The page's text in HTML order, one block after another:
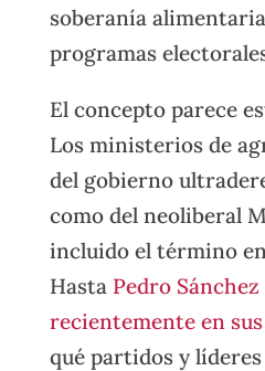
soberanía
programas
El concepto parece
Los ministerios de
del gobierno
como del neoliberal
incluido el término
Hasta Pedro
recientemente en
qué partidos y